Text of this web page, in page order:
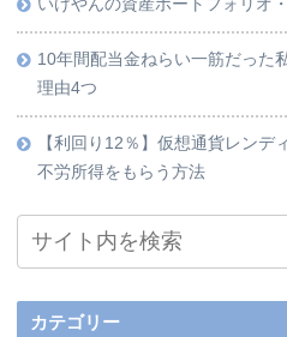
いけやんの資産ポートフォリオ
10年間配当金ねらい一筋だった
理由4つ
【利回り12％】仮想通貨レン
不労所得をもらう方法
カテゴリー